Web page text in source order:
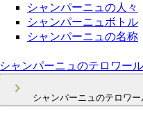
シャンパーニュの人々
シャンパーニュボトル
シャンパーニュの名称
シャンパーニュのテロワール
シャンパーニュのテロワー